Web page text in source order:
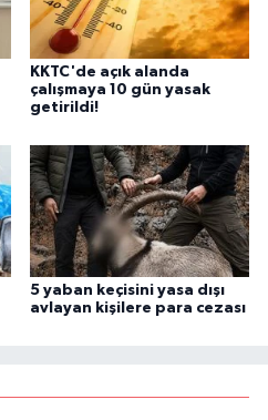
KKTC'de açık alanda
çalışmaya 10 gün yasak
getirildi!
5 yaban keçisini yasa dışı
avlayan kişilere para cezası